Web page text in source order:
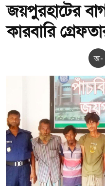
জয়পুরহাটের
কারবারি
অ-